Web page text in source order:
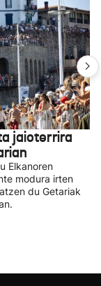
jaioterrira
Elkanoren
modura irten
du Getariak